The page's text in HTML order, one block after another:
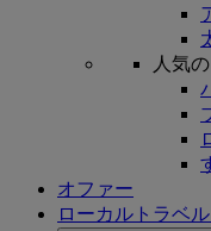
人気
オファー
ローカルトラベ